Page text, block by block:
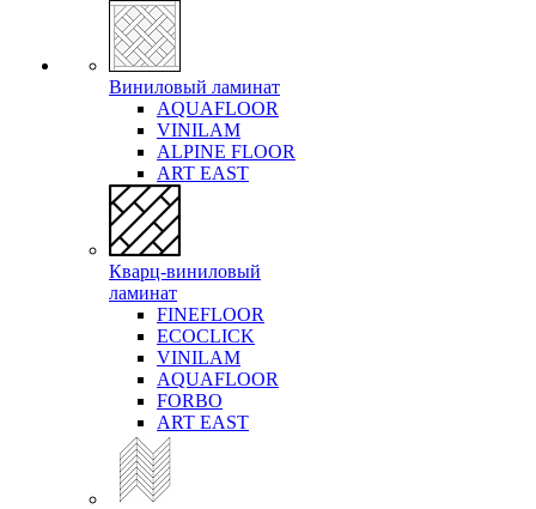
Виниловый ламинат
AQUAFLOOR
VINILAM
ALPINE FLOOR
ART EAST
Кварц-виниловый
ламинат
FINEFLOOR
ECOCLICK
VINILAM
AQUAFLOOR
FORBO
ART EAST